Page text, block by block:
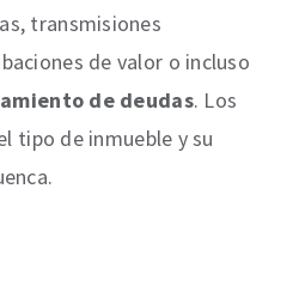
transmisiones
de valor o incluso
de deudas. Los
tipo de inmueble y su